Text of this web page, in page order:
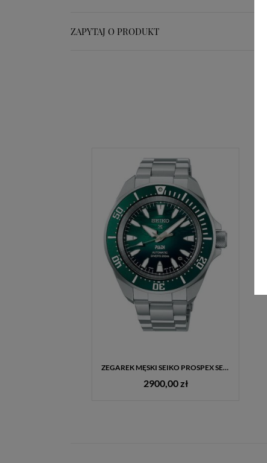
ZAPYTAJ O PRODUKT
ZEGAREK MĘSKI SEIKO PROSPEX SEA DIVER AUTOMATIC SAMURAI II GREEN PADI SPECIAL EDITION SRPL53K1
2900,00 zł